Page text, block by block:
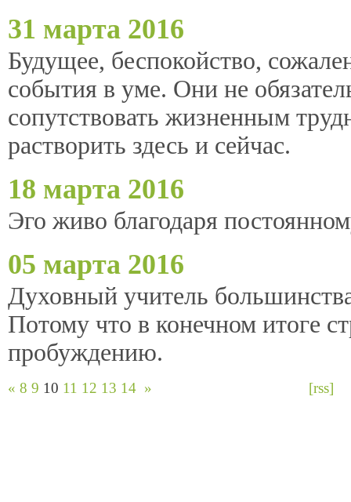
31 марта 2016
Будущее, беспокойство,
события в уме. Они не
сопутствовать жизненным
растворить здесь и сейчас.
18 марта 2016
Эго живо благодаря
05 марта 2016
Духовный учитель
Потому что в конечном итоге
пробуждению.
« 8 9 10 11 12 13 14 » [rss]